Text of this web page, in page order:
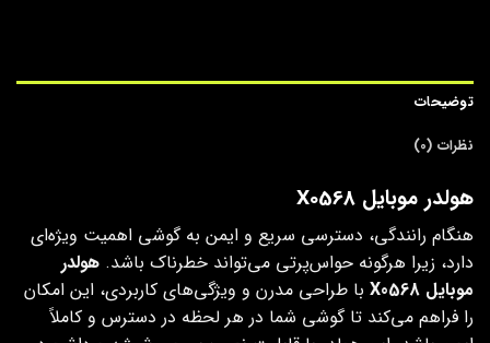
توضیحات
نظرات (0)
هولدر موبایل X0568
هنگام رانندگی، دسترسی سریع و ایمن به گوشی اهمیت ویژه‌ای
دارد، زیرا هرگونه حواس‌پرتی می‌تواند خطرناک باشد. هولدر
موبایل X0568
با طراحی مدرن و ویژگی‌های کاربردی، این امکان
را فراهم می‌کند تا گوشی شما در هر لحظه در دسترس و کاملاً